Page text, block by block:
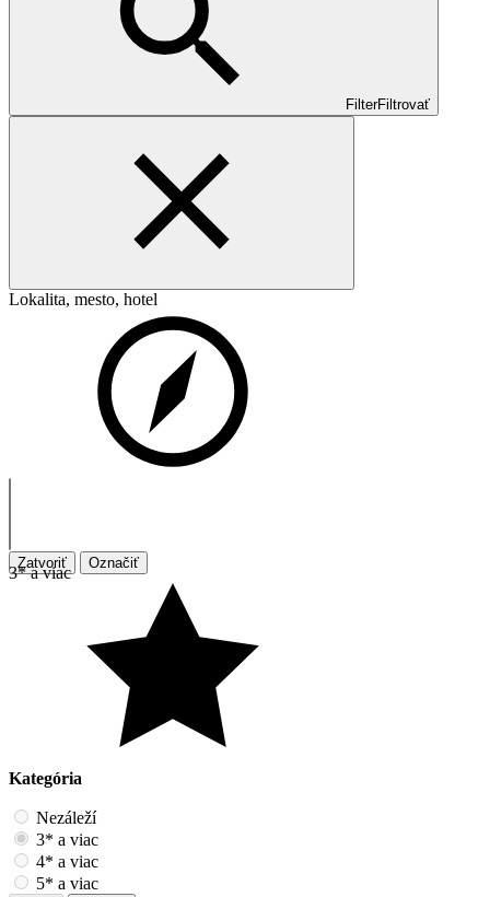
FilterFiltrovať
Lokalita, mesto, hotel
Zatvoriť Označiť
3* a viac
Kategória
Nezáleží
3* a viac
4* a viac
5* a viac